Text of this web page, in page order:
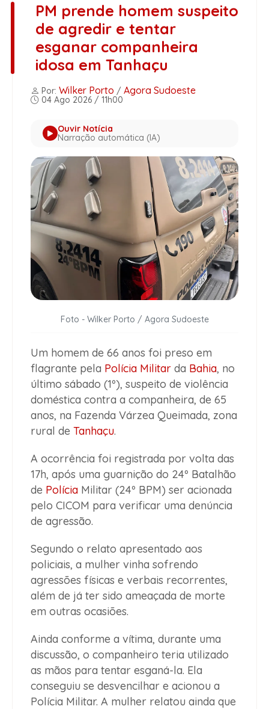
PM prende homem suspeito
de agredir e tentar
esganar companheira
idosa em Tanhaçu
Por: Wilker Porto / Agora Sudoeste
04 Ago 2026 / 11h00
Ouvir Notícia
Narração automática (IA)
Foto - Wilker Porto / Agora Sudoeste
Um homem de 66 anos foi preso em
flagrante pela Polícia Militar da Bahia, no
último sábado (1º), suspeito de violência
doméstica contra a companheira, de 65
anos, na Fazenda Várzea Queimada, zona
rural de Tanhaçu.
A ocorrência foi registrada por volta das
17h, após uma guarnição do 24º Batalhão
de Polícia Militar (24º BPM) ser acionada
pelo CICOM para verificar uma denúncia
de agressão.
Segundo o relato apresentado aos
policiais, a mulher vinha sofrendo
agressões físicas e verbais recorrentes,
além de já ter sido ameaçada de morte
em outras ocasiões.
Ainda conforme a vítima, durante uma
discussão, o companheiro teria utilizado
as mãos para tentar esganá-la. Ela
conseguiu se desvencilhar e acionou a
Polícia Militar. A mulher relatou ainda que